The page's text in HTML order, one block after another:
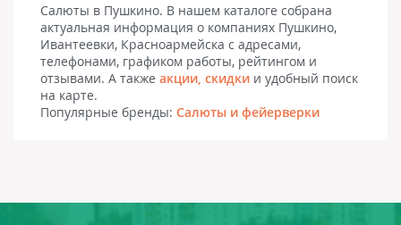
Салюты в Пушкино. В нашем каталоге собрана
актуальная информация о компаниях Пушкино,
Ивантеевки, Красноармейска с адресами,
телефонами, графиком работы, рейтингом и
отзывами. А также акции, скидки и удобный поиск
на карте.
Популярные бренды: Салюты и фейерверки